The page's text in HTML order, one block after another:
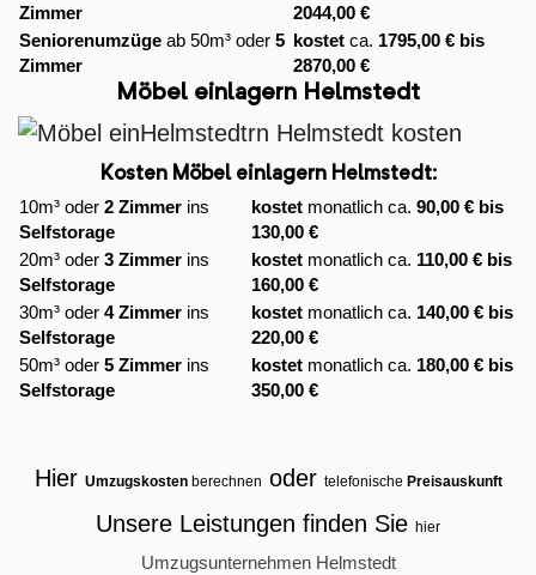
Zimmer
2044,00 €
Seniorenumzüge ab 50m³ oder 5
Zimmer
kostet ca. 1795,00 € bis
2870,00 €
Möbel einlagern Helmstedt
Kosten Möbel einlagern Helmstedt:
10m³ oder 2 Zimmer ins
Selfstorage
kostet monatlich ca. 90,00 € bis
130,00 €
20m³ oder 3 Zimmer ins
Selfstorage
kostet monatlich ca. 110,00 € bis
160,00 €
30m³ oder 4 Zimmer ins
Selfstorage
kostet monatlich ca. 140,00 € bis
220,00 €
50m³ oder 5 Zimmer ins
Selfstorage
kostet monatlich ca. 180,00 € bis
350,00 €
Hier Umzugskostenberechnen oder telefonische Preisauskunft
Unsere Leistungen finden Sie hier
Umzugsunternehmen Helmstedt